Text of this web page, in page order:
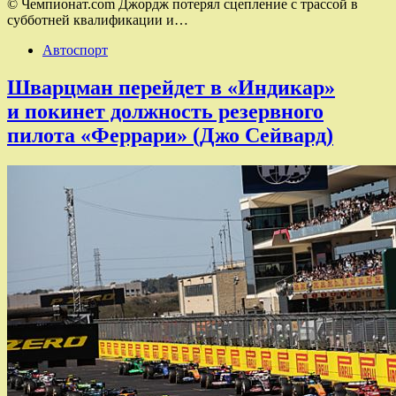
© Чемпионат.com Джордж потерял сцепление с трассой в
субботней квалификации и…
Автоспорт
Шварцман перейдет в «Индикар»
и покинет должность резервного
пилота «Феррари» (Джо Сейвард)